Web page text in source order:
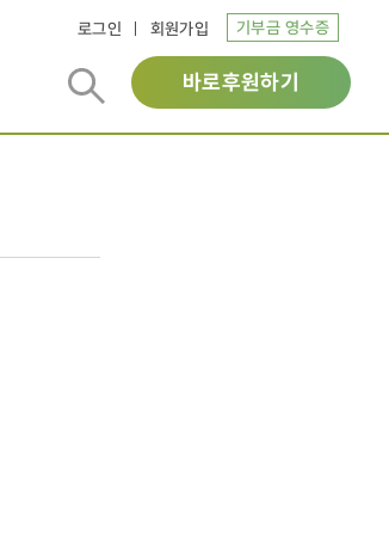
로그인 회원가입 기부금 영수증
바로후원하기